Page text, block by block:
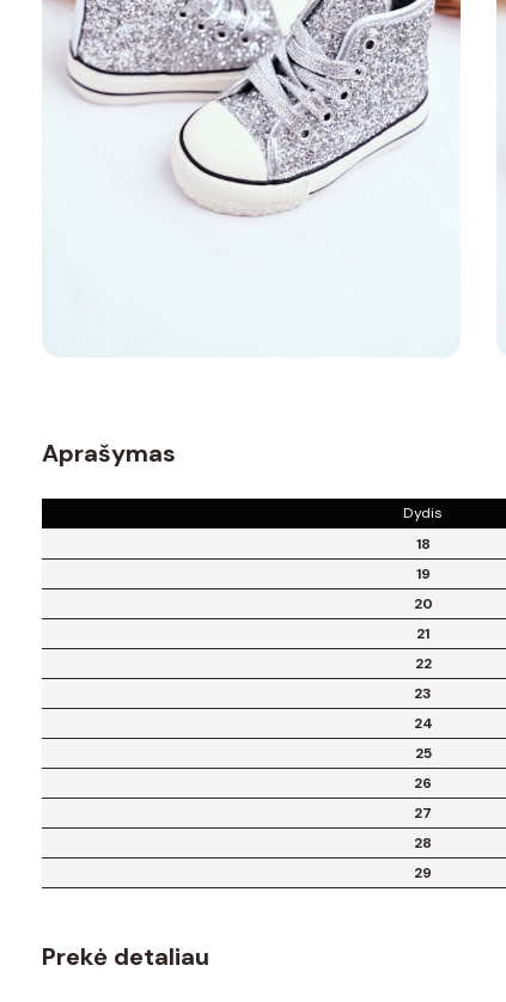
Aprašymas
Dydis
18
19
20
21
22
23
24
25
26
27
28
29
Prekė detaliau